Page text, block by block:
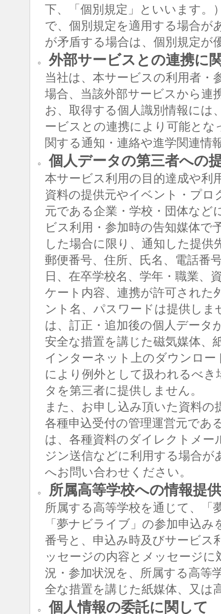
下、「個別規定」といいます。
で、個別規定を適用する場合が
が矛盾する場合は、個別規定が
○ 外部サービスとの連携に
当社は、本サービスの利用者・
場合、当該外部サービスから連
お、取得する個人識別情報には
ービスとの連携により可能と
関する通知・連絡や進学関連情
○ 個人データの第三者への
本サービス利用の目的達成や利
資料の提供元やイベント・プロ
元である企業・学校・団体など
ビス利用・参加時の告知媒体で
した場合に限り、通知した提
郵便番号、住所、氏名、電話番
日、在卒学校名、学年・職業、
ケート内容、連携が許可された
ント名、パスワードは提供し
は、訂正・追加後の個人データ
安全な措置を講じた磁気媒体、
インターネット上のダウンロ
により例外として扱われるべ
タを第三者に提供しません。
また、お申し込み頂いた資料
各種申込受付の管理運営元であ
は、各種資料のダイレクトメー
ジン送信などに利用する場合
へお問い合わせください。
○ 所属高等学校への情報提
所属する高等学校を通じて、「
「夢ナビライブ」の参加申込
番号と、申込み時及びサービス
ッセージの内容とメッセージ
況・参加状況を、所属する高等
全な措置を講じた紙媒体、又は
○ 個人情報の委託に関して